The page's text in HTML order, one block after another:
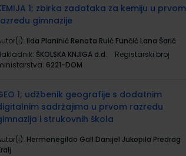
1; zbirka zadataka za kemiju u prvom
gimnazije
Ilda Planinić Renata Ruić Funčić Lana Šarić
ŠKOLSKA KNJIGA d.d.
Registarski broj
6221-DOM
1; udžbenik geografije s dodatnim
sadržajima u prvom razredu
i strukovnih škola
Hermenegildo Gall Danijel Jukopila Predrag